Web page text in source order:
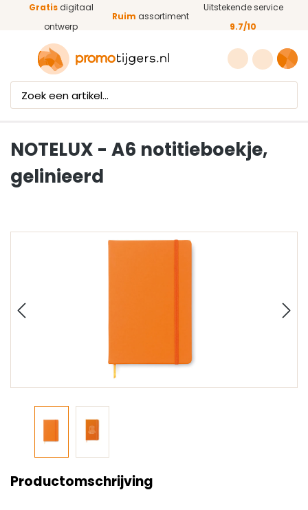
Ga naar de hoofdinhoud
Gratisdigitaal
ontwerp
Ruim assortiment
Uitstekende service
9.7/10
NOTELUX - A6 notitieboekje,
gelinieerd
Afbeeldingengalerij overslaan
Productomschrijving